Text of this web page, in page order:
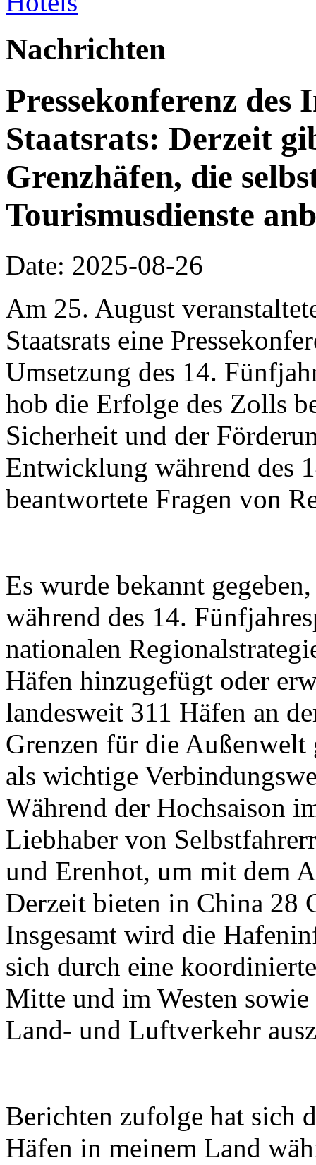
Nachrichten
Pressekonferenz des
Staatsrats: Derzeit
Grenzhäfen, die
Tourismusdienste
Date: 2025-08-26
Am 25. August
Staatsrats eine
Umsetzung des 14.
hob die Erfolge des Zolls
Sicherheit und der
Entwicklung während des
beantwortete Fragen von
Es wurde bekannt
während des 14.
nationalen
Häfen hinzugefügt oder
landesweit 311 Häfen an
Grenzen für die
als wichtige
Während der Hochsaison
Liebhaber von
und Erenhot, um mit dem
Derzeit bieten in China 28
Insgesamt wird die
sich durch eine
Mitte und im Westen
Land- und Luftverkehr
Berichten zufolge hat sich
Häfen in meinem Land